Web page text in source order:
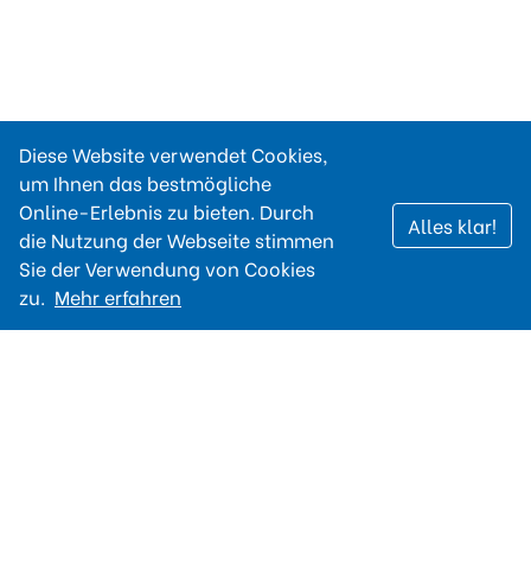
Diese Website verwendet Cookies,
um Ihnen das bestmögliche
Online-Erlebnis zu bieten. Durch
die Nutzung der Webseite stimmen
Sie der Verwendung von Cookies
zu. Mehr erfahren
Alles klar!